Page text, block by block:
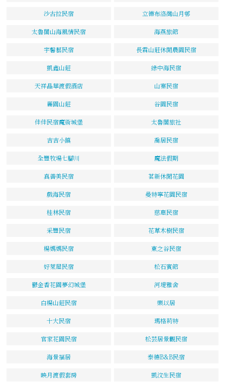
沙古拉民宿 立德布洛灣山月邨
太魯閣山海風情民宿 海燕旅館
宇馨藝民宿 長霖山莊休閒農園民宿
凱鑫山莊 綠中海民宿
天祥晶華渡假酒店 山寨民宿
麗園山莊 谷園民宿
佳佳民宿魔術城堡 太魯閣旅社
吉吉小鎮 喬居民宿
全豐牧場七腳川 魔法假期
真善美民宿 茗新休閒花園
戲海民宿 曼特寧花園民宿
桂林民宿 慈惠民宿
采豐民宿 花草木樹民宿
楊媽媽民宿 東之谷民宿
好萊屋民宿 松石賓館
鬱金香花園夢幻城堡 河堤雅舍
白楊山莊民宿 樂以居
十大民宿 瑪格莉特
官家花園民宿 松芸居景觀民宿
海景福居 泰德B&B民宿
映月渡假套房 凱汶生民宿